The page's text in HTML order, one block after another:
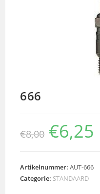
666
€8,00 €6,25
Artikelnummer:AUT-666
Categorie: STANDAARD